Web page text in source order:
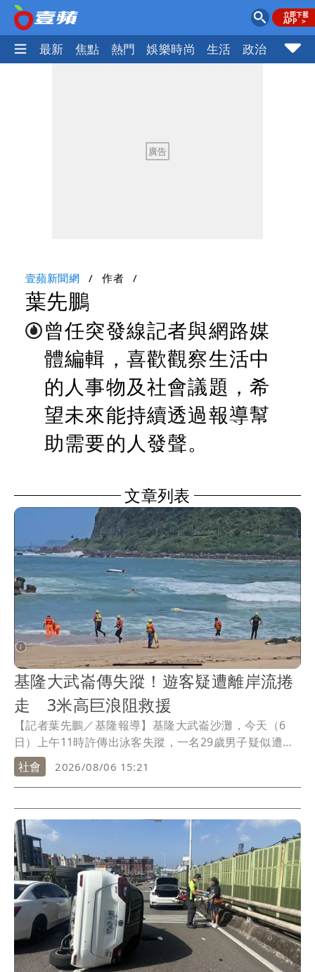
最新 焦點 熱門 娛樂時尚 生活 政治 社會
壹蘋新聞網 作者
葉先鵬
曾任突發線記者與網路媒
體編輯，喜歡觀察生活中
的人事物及社會議題，希
望未來能持續透過報導幫
助需要的人發聲。
文章列表
基隆大武崙傳失蹤！遊客疑遭離岸流捲
走 3米高巨浪阻救援
【記者葉先鵬／基隆報導】基隆大武崙沙灘，今天（6
日）上午11時許傳出泳客失蹤，一名29歲男子疑似遭離
岸流帶出外海，警消獲報後立刻派員趕往，但海象不佳
增加搜救難度，目前仍未發現該名男子。
社會 2026/08/06 15:21